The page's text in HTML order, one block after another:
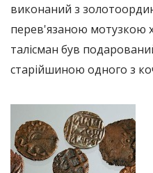
виконаний з
перев'язаною мотузкою
талісман був
старійшиною одного з